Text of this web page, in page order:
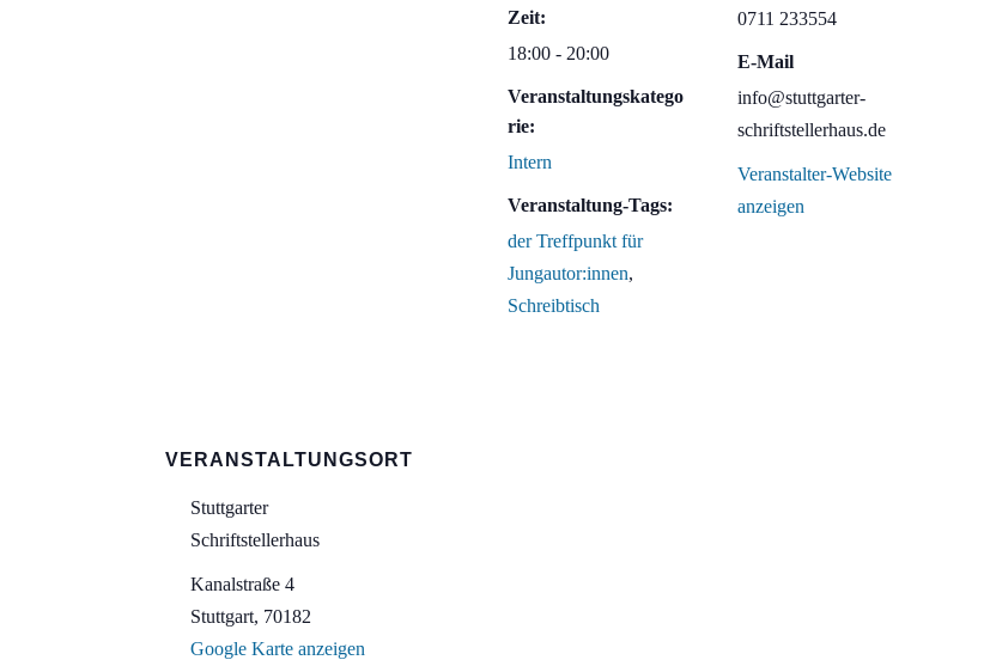
Zeit:
18:00 - 20:00
Veranstaltungskatego
rie:
Intern
Veranstaltung-Tags:
der Treffpunkt für
Jungautor:innen,
Schreibtisch
0711 233554
E-Mail
info@stuttgarter-
schriftstellerhaus.de
Veranstalter-Website
anzeigen
VERANSTALTUNGSORT
Stuttgarter
Schriftstellerhaus
Kanalstraße 4
Stuttgart, 70182
Google Karte anzeigen